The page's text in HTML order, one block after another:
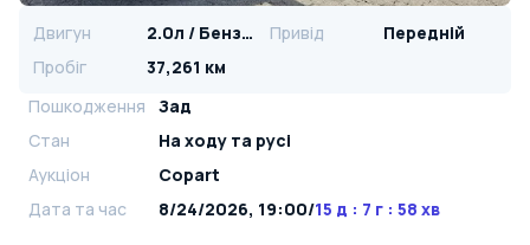
Двигун 2.0л / Бензин Привід
Передній
Пробіг
37,261 км
Пошкодження
Зад
Стан
На ​​ходу та русі
Аукціон
Copart
Дата та час
8/24/2026, 19:00/15 д : 7 г : 58 хв